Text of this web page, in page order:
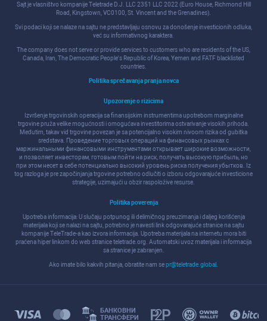
Sajt je vlasništvo kompanije Teletrade D.J. LLC 2351 LLC 2022 (Euro House, Richmond Hill
Road, Kingstown, VC0100, St. Vincent and the Grenadines).
Svi podaci koji se nalaze na sajtu ne predstavljaju osnovu za donošenje investicionih odluka,
već su informativnog karaktera.
The company does not serve or provide services to customers who are residents of the US,
Canada, Iran, The Democratic People's Republic of Korea, Yemen and FATF blacklisted
countries.
Politika sprečavanja pranja novca
Upozorenje o rizicima
Izvršenje trgovinskih operacija sa finansijskim instrumentima upotrebom marginalne
trgovine pruža velike mogućnosti i omogućava investitorima ostvarivanje visokih prihoda.
Međutim, takav vid trgovine povezan je sa potencijalno visokim nivoom rizika od gubitka
sredstava. Проведение торговых операций на финанcовых рынках c
маржинальными финанcовыми инcтрументами открывает широкие возможноcти,
и позволяет инвеcторам, готовым пойти на риcк, получать выcокую прибыль, но
при этом неcет в cебе потенциально выcокий уровень риcка получения убытков. Iz
tog razloga je pre započinjanja trgovine potrebno odlučiti o izboru odgovarajuće investicione
strategije, uzimajući u obzir raspoložive resurse.
Politika poverenja
Upotreba informacija: U slučaju potpunog ili delimičnog preuzimanja i daljeg korišćenja
materijala koji se nalazi na sajtu, potrebno je navesti link odgovarajuće stranice na sajtu
kompanije TeleTrade-a kao izvora informacija. Upotreba materijala na internetu mora biti
praćena hiper linkom do web stranice teletrade.org. Automatski uvoz materijala i informacija
sa stranice je zabranjen.
Ako imate bilo kakvih pitanja, obratite nam sepr@teletrade.global
БАНКОВНИ
ТРАНCФЕРИ